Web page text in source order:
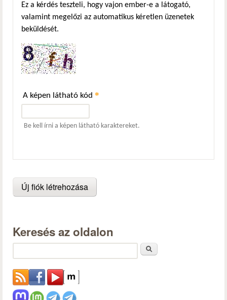
Ez a kérdés teszteli, hogy vajon ember-e a látogató,
valamint megelőzi az automatikus kéretlen üzenetek
beküldését.
A képen látható kód *
Be kell írni a képen látható karaktereket.
Keresés az oldalon